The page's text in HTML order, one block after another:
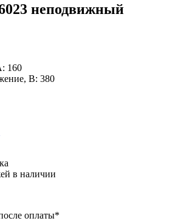
неподвижный
160
В: 380
в наличии
оплаты*